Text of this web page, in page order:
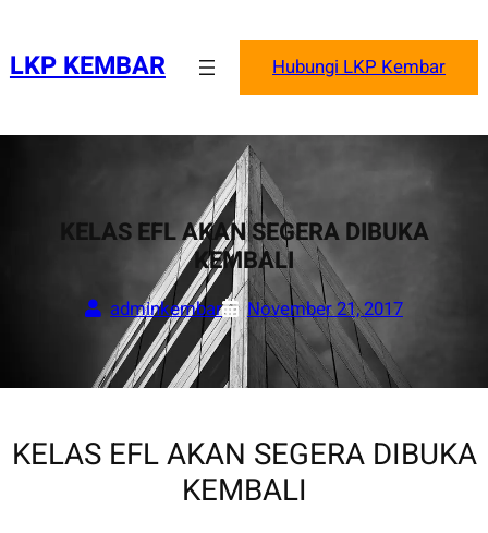
content
LKP KEMBAR Hubungi LKP Kembar
KELAS EFL AKAN SEGERA DIBUKA
KEMBALI
adminkembar November 21, 2017
KELAS EFL AKAN SEGERA DIBUKA
KEMBALI